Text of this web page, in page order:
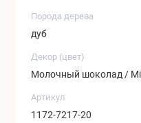
Порода дерева
дуб
Декор (цвет)
Молочный шоколад /
Артикул
1172-7217-20